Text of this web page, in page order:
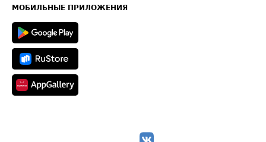
Техническая информация
МОБИЛЬНЫЕ ПРИЛОЖЕНИЯ